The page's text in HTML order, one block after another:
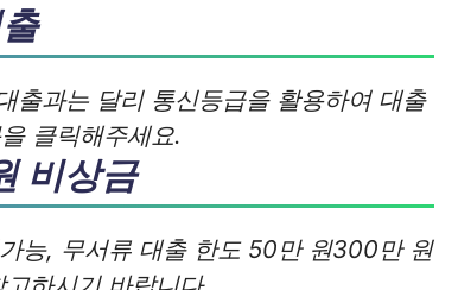
출과는 달리 통신등급을 활용하여 대출
클릭해주세요.
비상금
능, 무서류 대출 한도 50만 원300만 원